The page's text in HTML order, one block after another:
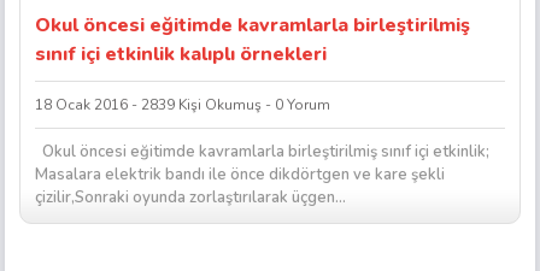
Okul öncesi eğitimde kavramlarla birleştirilmiş
sınıf içi etkinlik kalıplı örnekleri
18 Ocak 2016 - 2839 Kişi Okumuş - 0 Yorum
Okul öncesi eğitimde kavramlarla birleştirilmiş sınıf içi etkinlik;
Masalara elektrik bandı ile önce dikdörtgen ve kare şekli
çizilir,Sonraki oyunda zorlaştırılarak üçgen...